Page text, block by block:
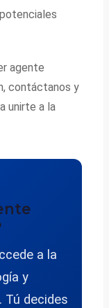
agente
contáctanos y
unirte a la
a la
y
Tú decides